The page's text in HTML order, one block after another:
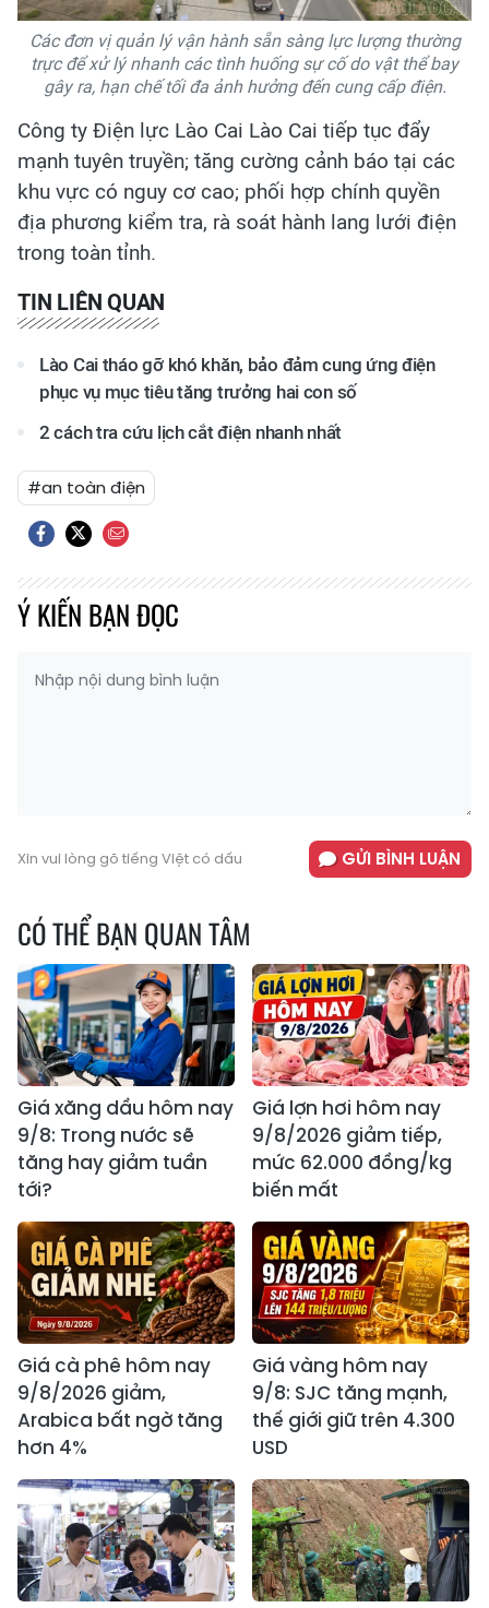
Các đơn vị quản lý vận hành sẵn sàng lực lượng thường
trực để xử lý nhanh các tình huống sự cố do vật thể bay
gây ra, hạn chế tối đa ảnh hưởng đến cung cấp điện.
Công ty Điện lực Lào Cai Lào Cai tiếp tục đẩy
mạnh tuyên truyền; tăng cường cảnh báo tại các
khu vực có nguy cơ cao; phối hợp chính quyền
địa phương kiểm tra, rà soát hành lang lưới điện
trong toàn tỉnh.
TIN LIÊN QUAN
Lào Cai tháo gỡ khó khăn, bảo đảm cung ứng điện
phục vụ mục tiêu tăng trưởng hai con số
2 cách tra cứu lịch cắt điện nhanh nhất
#an toàn điện
Ý KIẾN BẠN ĐỌC
Xin vui lòng gõ tiếng Việt có dấu GỬI BÌNH LUẬN
CÓ THỂ BẠN QUAN TÂM
Giá xăng dầu hôm nay
9/8: Trong nước sẽ
tăng hay giảm tuần
tới?
Giá lợn hơi hôm nay
9/8/2026 giảm tiếp,
mức 62.000 đồng/kg
biến mất
Giá cà phê hôm nay
9/8/2026 giảm,
Arabica bất ngờ tăng
hơn 4%
Giá vàng hôm nay
9/8: SJC tăng mạnh,
thế giới giữ trên 4.300
USD